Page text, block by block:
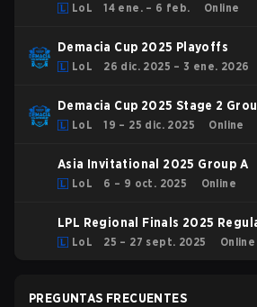
LoL 14 ene. – 6 feb. Online
Demacia Cup 2025 Playoffs
LoL 26 dic. 2025 – 3 ene. 2026
Demacia Cup 2025 Stage 2
LoL 19 – 25 dic. 2025 Online
Asia Invitational 2025 Group A
LoL 6 – 9 oct. 2025 Online
LPL Regional Finals 2025
LoL 25 – 27 sept. 2025 Online
PREGUNTAS FRECUENTES